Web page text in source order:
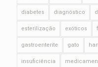
diabetes diagnóstico
esterilização exóticos
gastroenterite gato
insuficiência